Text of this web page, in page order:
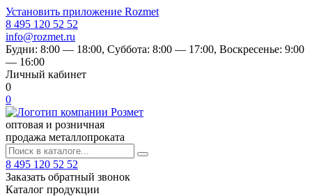
Установить приложение Rozmet
8 495 120 52 52
info@rozmet.ru
Будни: 8:00 — 18:00, Суббота: 8:00 — 17:00, Воскресенье: 9:00
— 16:00
Личный кабинет
0
0
оптовая и розничная
продажа металлопроката
8 495 120 52 52
Заказать обратный звонок
Каталог продукции